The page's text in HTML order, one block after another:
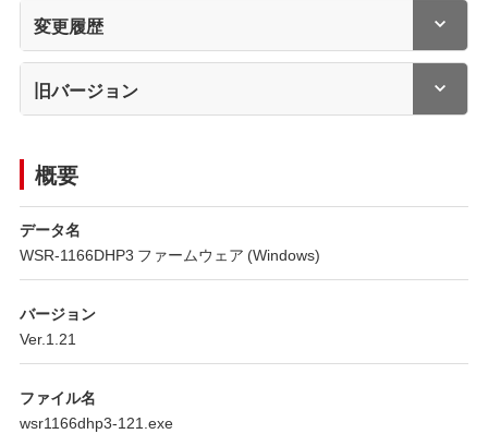
変更履歴
旧バージョン
概要
データ名
WSR-1166DHP3 ファームウェア (Windows)
バージョン
Ver.1.21
ファイル名
wsr1166dhp3-121.exe